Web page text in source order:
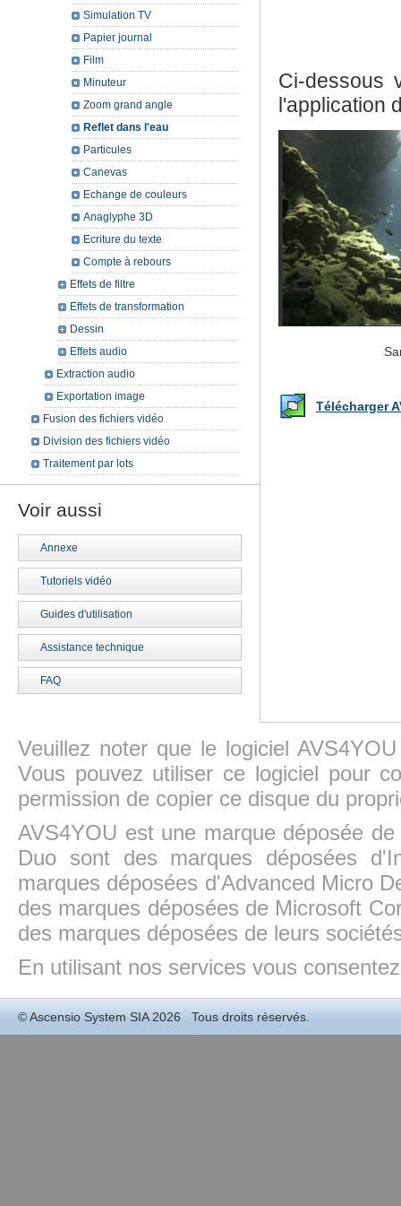
Ci-dessous
l'application
Télécharger
Simulation TV
Papier journal
Film
Minuteur
Zoom grand angle
Reflet dans l'eau
Particules
Canevas
Echange de couleurs
Anaglyphe 3D
Ecriture du texte
Compte à rebours
Effets de filtre
Effets de transformation
Dessin
Effets audio
Extraction audio
Exportation image
Fusion des fichiers vidéo
Division des fichiers vidéo
Traitement par lots
Voir aussi
Annexe
Tutoriels vidéo
Guides d'utilisation
Assistance technique
FAQ
Veuillez noter que le logiciel
Vous pouvez utiliser ce logiciel pour
permission de copier ce disque du
AVS4YOU est une marque déposée
Duo sont des marques déposées
marques déposées d'Advanced Micro
des marques déposées de Microsoft
des marques déposées de leurs
En utilisant nos services vous
©Ascensio System SIA2026 Tous droits réservés.